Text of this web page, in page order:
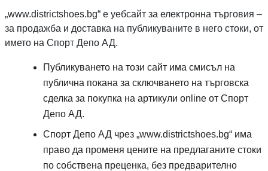
„www.districtshoes.bg“ е уебсайт за електронна търговия –
за продажба и доставка на публикуваните в него стоки, от
името на Спорт Депо АД.
Публикуването на този сайт има смисъл на
публична покана за сключването на търговска
сделка за покупка на артикули online от Спорт
Депо АД.
Спорт Депо АД Спорт депо А ДЕ
чрез „www.districtshoes.bg“ има
право да променя цените на предлаганите стоки
по собствена преценка, без предварително